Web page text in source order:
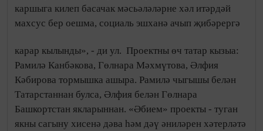
каршыга килеп басачак мәсьәләләрне хәл итәрдәй
махсус бер оешма, социаль эшханә ачып җибәрергә
карар кылынды», - ди ул. Проектны өч татар кызыа:
Рамилә Канбәкова, Гөлнара Мәхмүтова, Әлфия
Кәбирова тормышка ашыра. Рамилә чыгышы белән
Татарстаннан булса, Әлфия белән Гөлнара
Башкортстан якларыннан. «Әбием» проекты - туган
якны сагыну хисенә дәва һәм дәү әниләрен хәтерләтә